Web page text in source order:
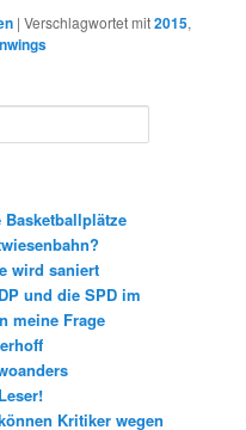
|Verschlagwortet mit2015,
wird saniert
und die SPD im
meine Frage
Kritiker wegen